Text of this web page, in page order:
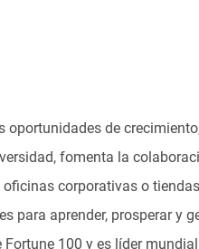
oportunidades de
fomenta la
corporativas o
para aprender, prosperar y
100 y es líder